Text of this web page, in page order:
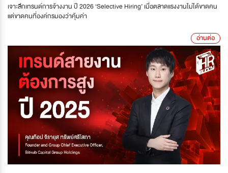
เจาะลึกเทรนด์การจ้างงาน ปี 2026 ‘Selective Hiring’ เมื่อตลาดแรงงานไม่ได้ขาดคน
แต่ขาดคนที่องค์กรมองว่าคุ้มค่า
อ่านต่อ